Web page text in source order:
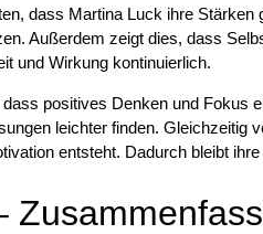
dass Martina Luck ihre
Außerdem zeigt dies, dass
und Wirkung kontinuierlich.
dass positives Denken und Fokus
leichter finden. Gleichzeitig
entsteht. Dadurch bleibt